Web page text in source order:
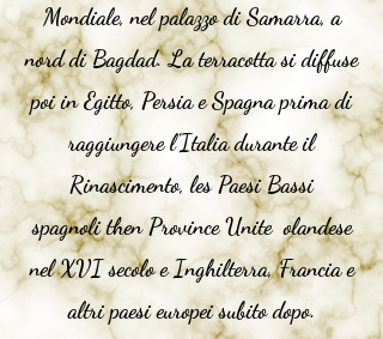
Mondiale, nel palazzo di Samarra, a
nord diBagdad. La terracotta si diffuse
poi in Egitto, Persia e Spagna prima di
raggiungere l'Italia durante il
Rinascimento, lesPaesi Bassi
spagnolithenProvince Uniteolandese
nel XVI secolo e Inghilterra, Francia e
altri paesi europei subito dopo.